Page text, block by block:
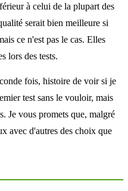
à celui de la plupart des
serait bien meilleure si
ce n'est pas le cas. Elles
lors des tests.
fois, histoire de voir si je
test sans le vouloir, mais
Je vous promets que, malgré
avec d'autres des choix que